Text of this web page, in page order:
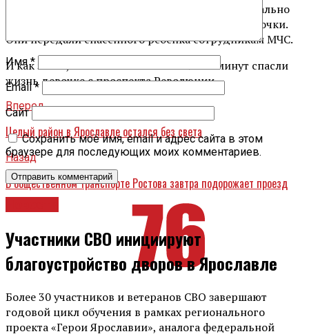
Ребята дождались пожарных, приехавших буквально
через несколько минут после спасения ими девочки.
Они передали спасенного ребенка сотрудникам МЧС.
И как знать, может быть эти несколько минут спасли
жизнь девочке с проспекта Революции.
Вперед
Целый район в Ярославле остался без света
Назад
В общественном транспорте Ростова завтра подорожает проезд
Имя*
Email*
Сайт
Сохранить моё имя, email и адрес сайта в этом
браузере для последующих моих комментариев.
Участники СВО инициируют
благоустройство дворов в Ярославле
Более 30 участников и ветеранов СВО завершают
годовой цикл обучения в рамках регионального
проекта «Герои Ярославии», аналога федеральной